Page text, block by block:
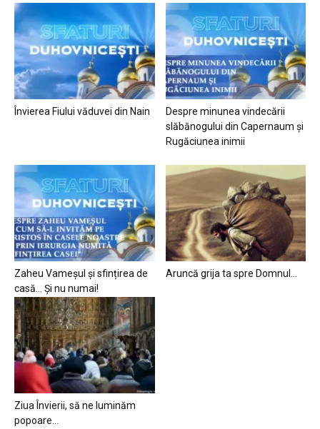
Învierea Fiului văduvei din Nain
Despre minunea vindecării
slăbănogului din Capernaum și
Rugăciunea inimii
Zaheu Vameșul și sfințirea de
casă… Și nu numai!
Aruncă grija ta spre Domnul…
Ziua Învierii, să ne luminăm
popoare…